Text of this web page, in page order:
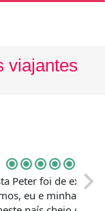
viajantes
Peter foi de
eu e minha